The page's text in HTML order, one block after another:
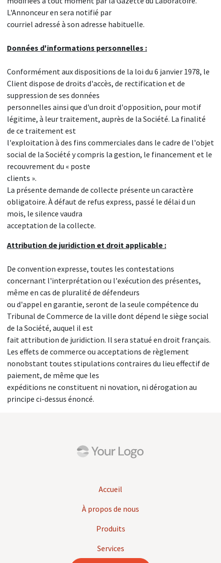
L'Annonceur en sera notifié par
courriel adressé à son adresse habituelle.
Données d'informations personnelles :
Conformément aux dispositions de la loi du 6 janvier 1978, le
Client dispose de droits d'accès, de rectification et de
suppression de ses données
personnelles ainsi que d'un droit d'opposition, pour motif
légitime, à leur traitement, auprès de la Société. La finalité
de ce traitement est
l'exploitation à des fins commerciales dans le cadre de l'objet
social de la Société y compris la gestion, le financement et le
recouvrement du « poste
clients ».
La présente demande de collecte présente un caractère
obligatoire. À défaut de refus express, passé le délai d un
mois, le silence vaudra
acceptation de la collecte.
Attribution de juridiction et droit applicable :
De convention expresse, toutes les contestations
concernant l'interprétation ou l'exécution des présentes,
même en cas de pluralité de défendeurs
ou d'appel en garantie, seront de la seule compétence du
Tribunal de Commerce de la ville dont dépend le siège social
de la Société, auquel il est
fait attribution de juridiction. Il sera statué en droit français.
Les effets de commerce ou acceptations de règlement
nonobstant toutes stipulations contraires du lieu effectif de
paiement, de même que les
expéditions ne constituent ni novation, ni dérogation au
principe ci-dessus énoncé.
Accueil
À propos de nous
Produits
Services